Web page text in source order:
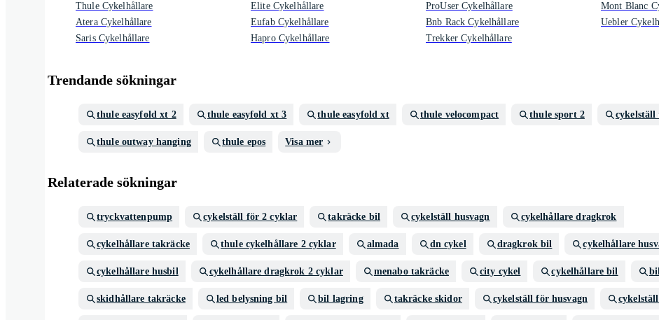
Thule Cykelhållare
Atera Cykelhållare
Saris Cykelhållare
Elite Cykelhållare
Eufab Cykelhållare
Hapro Cykelhållare
ProUser Cykelhållare
Bnb Rack Cykelhållare
Trekker Cykelhållare
Mont Blanc
Uebler
Trendande sökningar
thule easyfold xt 2 thule easyfold xt 3 thule easyfold xt thule velocompact thule sport 2 cykelställ
thule outway hanging thule epos Visa mer
Relaterade sökningar
tryckvattenpump cykelställ för 2 cyklar takräcke bil cykelställ husvagn cykelhållare dragkrok
cykelhållare takräcke thule cykelhållare 2 cyklar almada dn cykel dragkrok bil cykelhållare
cykelhållare husbil cykelhållare dragkrok 2 cyklar menabo takräcke city cykel cykelhållare bil
skidhållare takräcke led belysning bil bil lagring takräcke skidor cykelställ för husvagn